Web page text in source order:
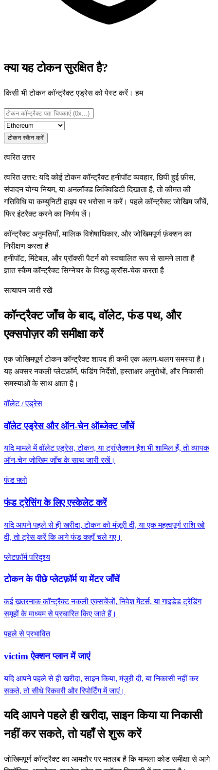
क्या यह टोकन सुरक्षित है?
किसी भी टोकन कॉन्ट्रैक्ट एड्रेस को पेस्ट करें। हम
टोकन स्कैन करें
त्वरित उत्तर
त्वरित उत्तर: यदि कोई टोकन कॉन्ट्रैक्ट हनीपॉट व्यवहार, छिपी हुई फ़ीस,
संपादन योग्य नियम, या अनलॉक्ड लिक्विडिटी दिखाता है, तो कीमत की
गतिविधि या कम्युनिटी हाइप पर भरोसा न करें। पहले कॉन्ट्रैक्ट जोखिम जाँचें,
फिर इंटरैक्ट करने का निर्णय लें।
कॉन्ट्रैक्ट अनुमतियाँ, मालिक विशेषाधिकार, और जोखिमपूर्ण फ़ंक्शन का
निरीक्षण करता है
हनीपॉट, मिंटेबल, और प्रॉक्सी पैटर्न को स्वचालित रूप से सामने लाता है
ज्ञात स्कैम कॉन्ट्रैक्ट सिग्नेचर के विरुद्ध क्रॉस-चेक करता है
सत्यापन जारी रखें
कॉन्ट्रैक्ट जाँच के बाद, वॉलेट, फंड पथ, और
एक्सपोज़र की समीक्षा करें
एक जोखिमपूर्ण टोकन कॉन्ट्रैक्ट शायद ही कभी एक अलग-थलग समस्या है।
यह अक्सर नकली प्लेटफ़ॉर्म, फंडिंग निर्देशों, हस्ताक्षर अनुरोधों, और निकासी
समस्याओं के साथ आता है।
वॉलेट / एड्रेस
वॉलेट एड्रेस और ऑन-चेन ऑब्जेक्ट जाँचें
यदि मामले में वॉलेट एड्रेस, टोकन, या ट्रांज़ैक्शन हैश भी शामिल हैं, तो व्यापक
ऑन-चेन जोखिम जाँच के साथ जारी रखें।
फंड फ़्लो
फंड ट्रेसिंग के लिए एस्केलेट करें
यदि आपने पहले से ही खरीदा, टोकन को मंज़ूरी दी, या एक महत्वपूर्ण राशि खो
दी, तो ट्रेस करें कि आगे फंड कहाँ चले गए।
प्लेटफ़ॉर्म परिदृश्य
टोकन के पीछे प्लेटफ़ॉर्म या मेंटर जाँचें
कई ख़तरनाक कॉन्ट्रैक्ट नकली एक्सचेंजों, निवेश मेंटर्स, या गाइडेड ट्रेडिंग
समूहों के माध्यम से प्रचारित किए जाते हैं।
पहले से प्रभावित
victim ऐक्शन प्लान में जाएं
यदि आपने पहले से ही खरीदा, साइन किया, मंज़ूरी दी, या निकासी नहीं कर
सकते, तो सीधे रिकवरी और रिपोर्टिंग में जाएं।
यदि आपने पहले ही खरीदा, साइन किया या निकासी
नहीं कर सकते, तो यहाँ से शुरू करें
जोखिमपूर्ण कॉन्ट्रैक्ट का आमतौर पर मतलब है कि मामला कोड समीक्षा से आगे